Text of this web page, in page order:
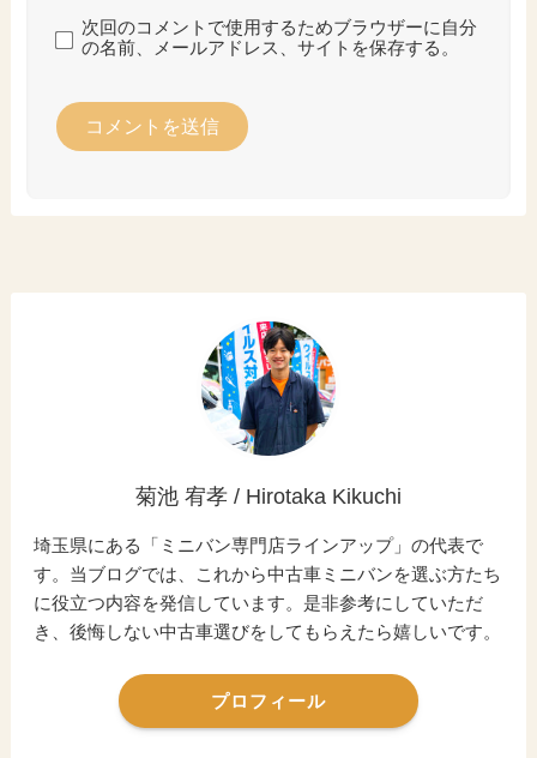
次回のコメントで使用するためブラウザーに自分
の名前、メールアドレス、サイトを保存する。
菊池 宥孝 / Hirotaka Kikuchi
埼玉県にある「ミニバン専門店ラインアップ」の代表で
す。当ブログでは、これから中古車ミニバンを選ぶ方たち
に役立つ内容を発信しています。是非参考にしていただ
き、後悔しない中古車選びをしてもらえたら嬉しいです。
プロフィール